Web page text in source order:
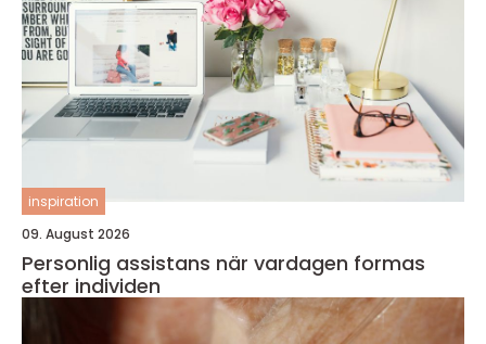
inspiration
09. August 2026
Personlig assistans när vardagen formas
efter individen